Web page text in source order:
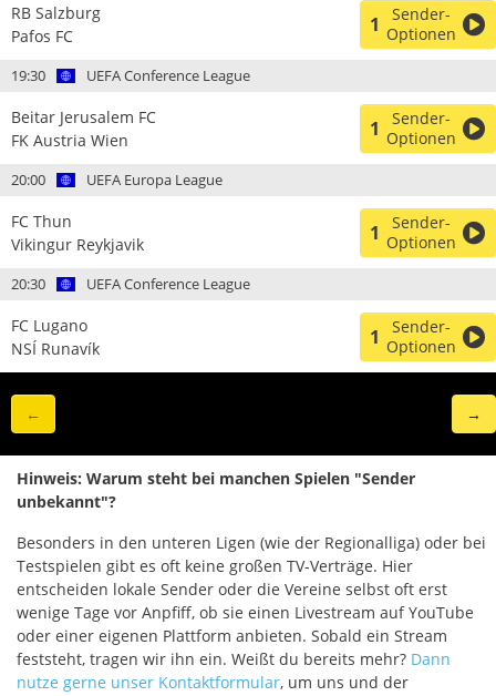
RB Salzburg
Pafos FC
1
Sender-
Optionen
19:30 UEFA Conference League
Beitar Jerusalem FC
FK Austria Wien
1
Sender-
Optionen
20:00 UEFA Europa League
FC Thun
Vikingur Reykjavik
1
Sender-
Optionen
20:30 UEFA Conference League
FC Lugano
NSÍ Runavík
1
Sender-
Optionen
← →
Hinweis: Warum steht bei manchen Spielen "Sender
unbekannt"?
Besonders in den unteren Ligen (wie der Regionalliga) oder bei
Testspielen gibt es oft keine großen TV-Verträge. Hier
entscheiden lokale Sender oder die Vereine selbst oft erst
wenige Tage vor Anpfiff, ob sie einen Livestream auf YouTube
oder einer eigenen Plattform anbieten. Sobald ein Stream
feststeht, tragen wir ihn ein. Weißt du bereits mehr? Dann
nutze gerne unser Kontaktformular, um uns und der